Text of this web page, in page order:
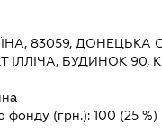
83059, ДОНЕЦЬКА
ІЛЛІЧА, БУДИНОК 90,
фонду (грн.):100 (25 %)